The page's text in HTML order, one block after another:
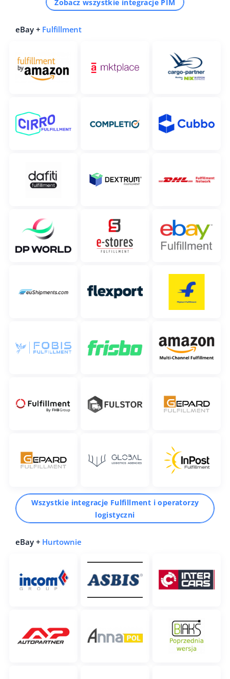
Zobacz wszystkie integracje PIM
eBay + Fulfillment
Wszystkie integracje Fulfillment i operatorzy
logistyczni
eBay + Hurtownie